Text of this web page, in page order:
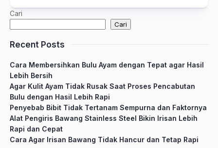
Cari
Cari
Recent Posts
Cara Membersihkan Bulu Ayam dengan Tepat agar Hasil
Lebih Bersih
Agar Kulit Ayam Tidak Rusak Saat Proses Pencabutan
Bulu dengan Hasil Lebih Rapi
Penyebab Bibit Tidak Tertanam Sempurna dan Faktornya
Alat Pengiris Bawang Stainless Steel Bikin Irisan Lebih
Rapi dan Cepat
Cara Agar Irisan Bawang Tidak Hancur dan Tetap Rapi